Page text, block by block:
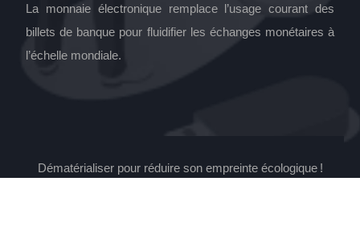
La monnaie électronique remplace l’usage courant des
billets de banque pour fluidifier les échanges monétaires à
l’échelle mondiale.
Dématérialiser pour réduire son empreinte écologique !